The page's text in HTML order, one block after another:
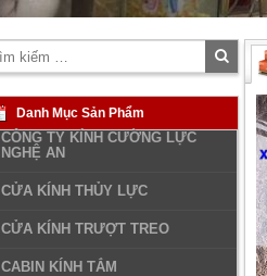
Tìm
kiếm
Danh Mục Sản Phẩm
CÔNG TY KÍNH CƯỜNG LỰC
NGHỆ AN
CỬA KÍNH THỦY LỰC
CỬA KÍNH TRƯỢT TREO
CABIN KÍNH TẮM